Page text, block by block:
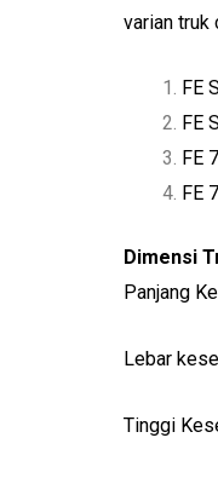
varian truk
FE
FE
FE
FE
Dimensi
Panjang
Lebar
Tinggi